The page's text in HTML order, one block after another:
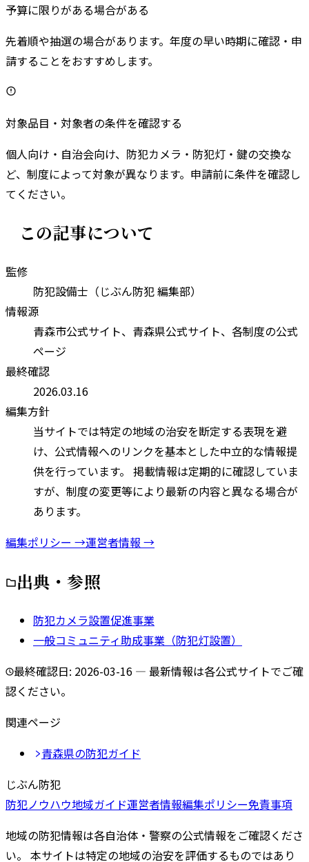
予算に限りがある場合がある
先着順や抽選の場合があります。年度の早い時期に確認・申
請することをおすすめします。
対象品目・対象者の条件を確認する
個人向け・自治会向け、防犯カメラ・防犯灯・鍵の交換な
ど、制度によって対象が異なります。申請前に条件を確認し
てください。
この記事について
監修
防犯設備士（じぶん防犯 編集部）
情報源
青森市公式サイト、 青森県公式サイト、各制度の公式
ページ
最終確認
2026.03.16
編集方針
当サイトでは特定の地域の治安を断定する表現を避
け、公式情報へのリンクを基本とした中立的な情報提
供を行っています。 掲載情報は定期的に確認していま
すが、制度の変更等により最新の内容と異なる場合が
あります。
編集ポリシー →運営者情報 →
出典・参照
防犯カメラ設置促進事業
一般コミュニティ助成事業（防犯灯設置）
最終確認日: 2026-03-16 — 最新情報は各公式サイトでご確
認ください。
関連ページ
青森県の防犯ガイド
じぶん防犯
防犯ノウハウ地域ガイド運営者情報編集ポリシー免責事項
地域の防犯情報は各自治体・警察の公式情報をご確認くださ
い。 本サイトは特定の地域の治安を評価するものではあり